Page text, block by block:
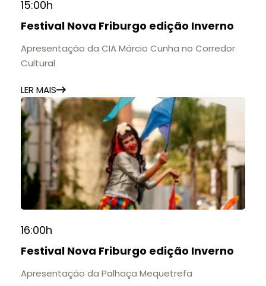
15:00h
Festival Nova Friburgo edição Inverno
Apresentação da CIA Márcio Cunha no Corredor
Cultural
LER MAIS
16:00h
Festival Nova Friburgo edição Inverno
Apresentação da Palhaça Mequetrefa